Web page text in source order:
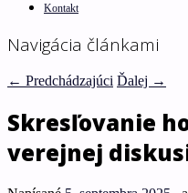
Kontakt
Navigácia článkami
← Predchádzajúci Ďalej →
Skresľovanie
verejnej